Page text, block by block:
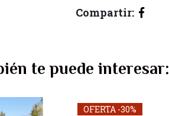
Compartir:
te puede interesar:
OFERTA -30%